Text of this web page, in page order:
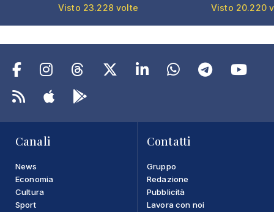
Visto 23.228 volte Visto 20.220
Canali
News
Economia
Cultura
Sport
Contatti
Gruppo
Redazione
Pubblicità
Lavora con noi